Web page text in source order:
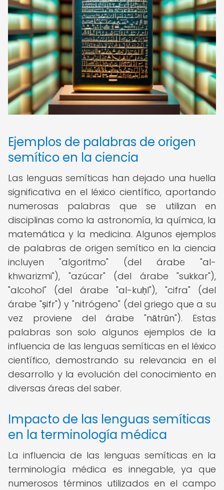
Ejemplos de palabras de origen
semítico en la ciencia
Las lenguas semíticas han dejado una huella
significativa en el léxico científico, aportando
numerosas palabras que se utilizan en
disciplinas como la astronomía, la química, la
matemática y la medicina. Algunos ejemplos
de palabras de origen semítico en la ciencia
incluyen "algoritmo" (del árabe "al-
khwarizmi"), "azúcar" (del árabe "sukkar"),
"alcohol" (del árabe "al-kuḥl"), "cifra" (del
árabe "ṣifr") y "nitrógeno" (del griego que a su
vez proviene del árabe "nātrūn"). Estas
palabras son solo algunos ejemplos de la
influencia de las lenguas semíticas en el léxico
científico, demostrando su relevancia en el
desarrollo y la evolución del conocimiento en
diversas áreas del saber.
Impacto de las lenguas semíticas
en la terminología médica
La influencia de las lenguas semíticas en la
terminología médica es innegable, ya que
numerosos términos utilizados en el campo